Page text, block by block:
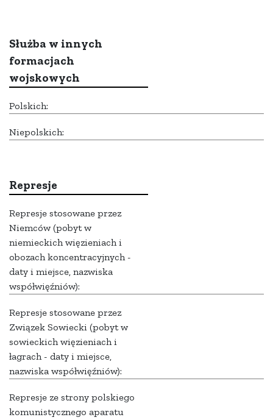
Służba w innych
formacjach
wojskowych
Polskich:
Niepolskich:
Represje
Represje stosowane przez
Niemców (pobyt w
niemieckich więzieniach i
obozach koncentracyjnych -
daty i miejsce, nazwiska
współwięźniów):
Represje stosowane przez
Związek Sowiecki (pobyt w
sowieckich więzieniach i
łagrach - daty i miejsce,
nazwiska współwięźniów):
Represje ze strony polskiego
komunistycznego aparatu